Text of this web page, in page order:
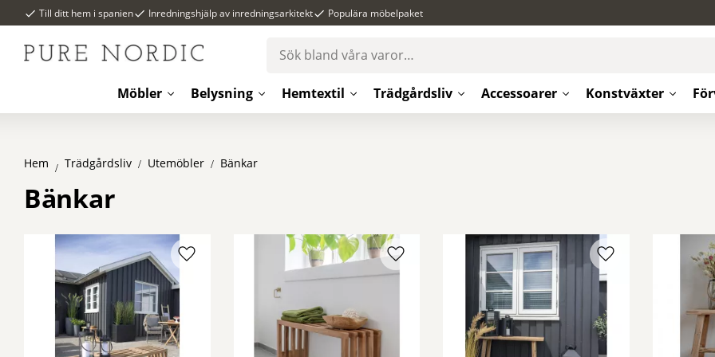
Till ditt hem i spanien Inredningshjälp av inredningsarkitekt Populära möbelpaket
Möbler Belysning Hemtextil Trädgårdsliv Accessoarer Konstväxter
Hem Trädgårdsliv Utemöbler Bänkar
Bänkar
Lägg till i favoriter Lägg till i favoriter Lägg till i favoriter